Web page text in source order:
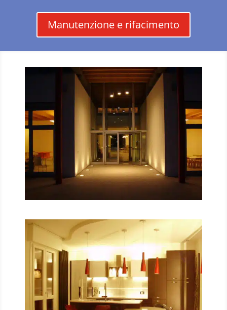
Manutenzione e rifacimento